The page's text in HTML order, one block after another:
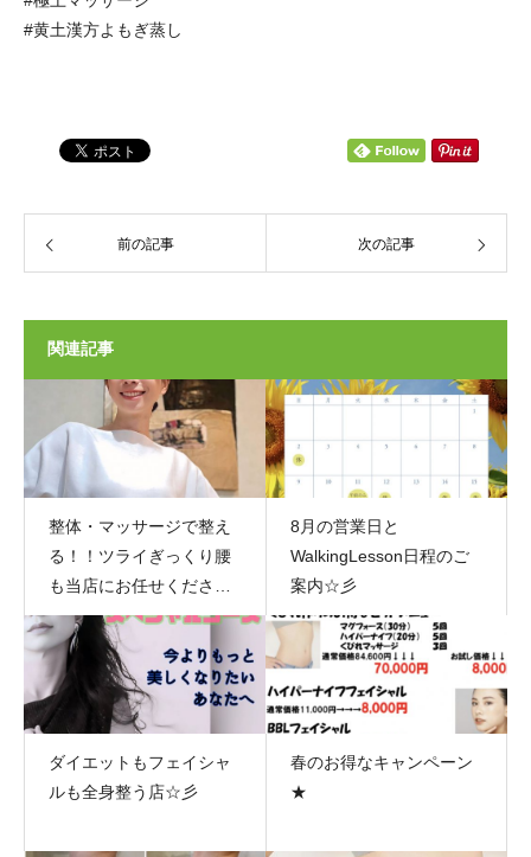
#黄土漢方よもぎ蒸し
前の記事 次の記事
関連記事
整体・マッサージで整え
る！！ツライぎっくり腰
も当店にお任せください
☆彡
8月の営業日と
WalkingLesson日程のご
案内☆彡
ダイエットもフェイシャ
ルも全身整う店☆彡
春のお得なキャンペーン
★